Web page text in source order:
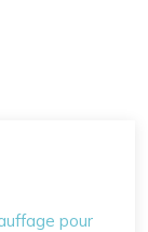
pour